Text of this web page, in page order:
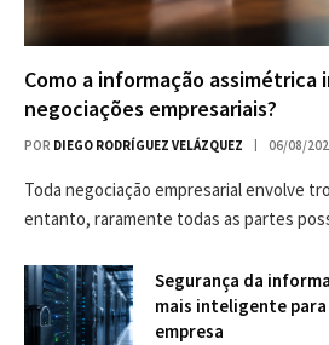
Como a informação assimétrica
negociações empresariais?
POR DIEGO RODRÍGUEZ VELÁZQUEZ 06/08/
Toda negociação empresarial envolve
entanto, raramente todas as partes
Segurança da
mais inteligente
empresa